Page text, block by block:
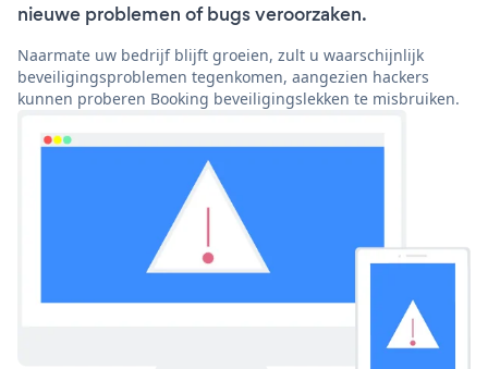
nieuwe problemen of bugs veroorzaken.
Naarmate uw bedrijf blijft groeien, zult u waarschijnlijk
beveiligingsproblemen tegenkomen, aangezien hackers
kunnen proberen Booking beveiligingslekken te misbruiken.